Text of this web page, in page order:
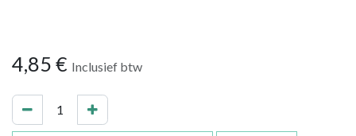
4,85 € Inclusief btw